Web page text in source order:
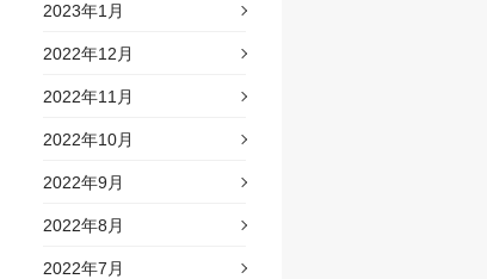
2023年1月
2022年12月
2022年11月
2022年10月
2022年9月
2022年8月
2022年7月